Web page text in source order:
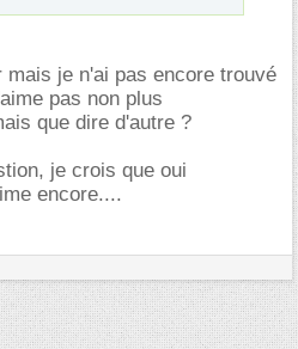
mais je n'ai pas encore trouvé
pas non plus
que dire d'autre ?
je crois que oui
encore....